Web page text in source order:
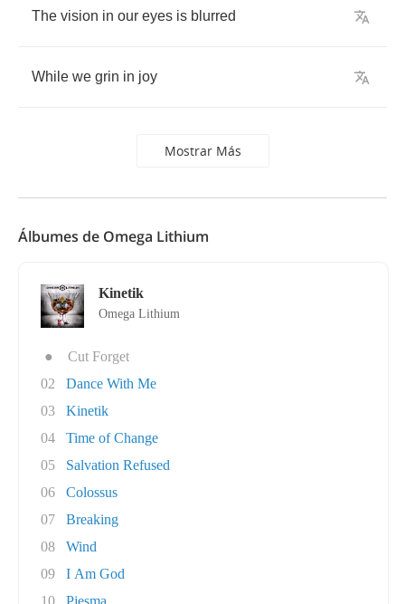
The vision in our eyes is blurred
While we grin in joy
Mostrar Más
Álbumes de Omega Lithium
Kinetik
Omega Lithium
●
Cut Forget
02
Dance With Me
03
Kinetik
04
Time of Change
05
Salvation Refused
06
Colossus
07
Breaking
08
Wind
09
I Am God
10
Pjesma